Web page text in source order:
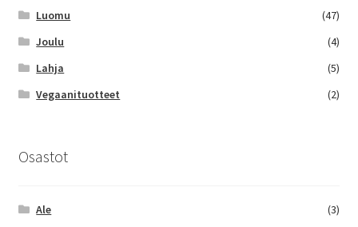
Luomu
(47)
Joulu
(4)
Lahja
(5)
Vegaanituotteet
(2)
Osastot
Ale
(3)